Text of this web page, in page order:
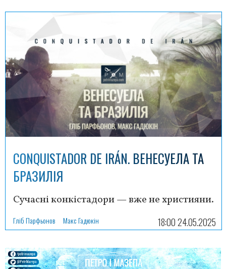
CONQUISTADOR DE IRÁN. ВЕНЕСУЕЛА ТА
БРАЗИЛІЯ
Сучасні конкістадори — вже не християни.
Гліб Парфьонов Макс Гадюкін 18:00 24.05.2025